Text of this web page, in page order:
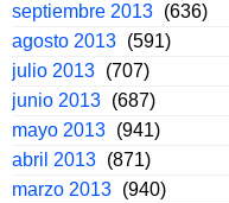
septiembre 2013 (636)
agosto 2013 (591)
julio 2013 (707)
junio 2013 (687)
mayo 2013 (941)
abril 2013 (871)
marzo 2013 (940)